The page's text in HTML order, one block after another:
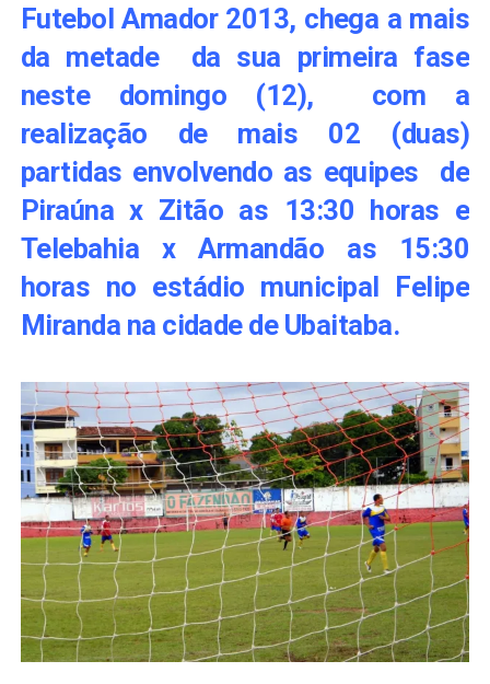
Futebol Amador 2013, chega a mais
da metade da sua primeira fase
neste domingo (12), com a
realização de mais 02 (duas)
partidas envolvendo as equipes de
Piraúna x Zitão as 13:30 horas e
Telebahia x Armandão as 15:30
horas no estádio municipal Felipe
Miranda na cidade de Ubaitaba.